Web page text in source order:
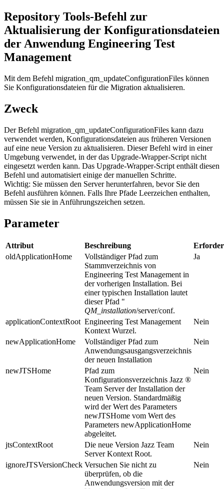
Repository Tools-Befehl zur
Aktualisierung der Konfigurationsdateien
der Anwendung Engineering Test
Management
Mit dem Befehl migration_qm_updateConfigurationFiles können
Sie Konfigurationsdateien für die Migration aktualisieren.
Zweck
Der Befehl migration_qm_updateConfigurationFiles kann dazu
verwendet werden, Konfigurationsdateien aus früheren Versionen
auf eine neue Version zu aktualisieren. Dieser Befehl wird in einer
Umgebung verwendet, in der das Upgrade-Wrapper-Script nicht
eingesetzt werden kann. Das Upgrade-Wrapper-Script enthält diesen
Befehl und automatisiert einige der manuellen Schritte.
Wichtig: Sie müssen den Server herunterfahren, bevor Sie den
Befehl ausführen können. Falls Ihre Pfade Leerzeichen enthalten,
müssen Sie sie in Anführungszeichen setzen.
Parameter
Attribut Beschreibung
oldApplicationHome
Vollständiger Pfad zum
Stammverzeichnis von
Engineering Test Managementin
der vorherigen Installation. Bei
einer typischen Installation lautet
dieser Pfad "
QM_installation/server/conf.
Ja
applicationContextRoot Engineering Test Management
Kontext Wurzel.
Nein
newApplicationHome
Vollständiger Pfad zum
Anwendungsausgangsverzeichnis
der neuen Installation
Nein
newJTSHome
Pfad zum
Konfigurationsverzeichnis Jazz ®
Team Serverder Installation der
neuen Version. Standardmäßig
wird der Wert des Parameters
newJTSHome vom Wert des
Parameters newApplicationHome
abgeleitet.
Nein
jtsContextRoot Die neue Version Jazz Team
ServerKontext Root.
Nein
ignoreJTSVersionCheck Versuchen Sie nicht zu
überprüfen, ob die
Anwendungsversion mit der
Nein